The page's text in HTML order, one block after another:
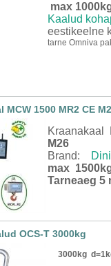
max
Kaalud
eestikeelne
tarne Omniva
MCW 1500 MR2 CE
M26
Brand:
max
Tarneaeg 5
OCS-T 3000kg
3000kg